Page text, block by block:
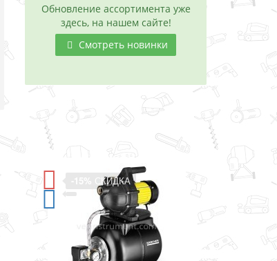
Обновление ассортимента уже
здесь, на нашем сайте!
Смотреть новинки
-11%СКИДКА